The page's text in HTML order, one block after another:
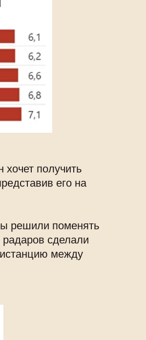
хочет получить
его на
решили поменять
радаров сделали
между